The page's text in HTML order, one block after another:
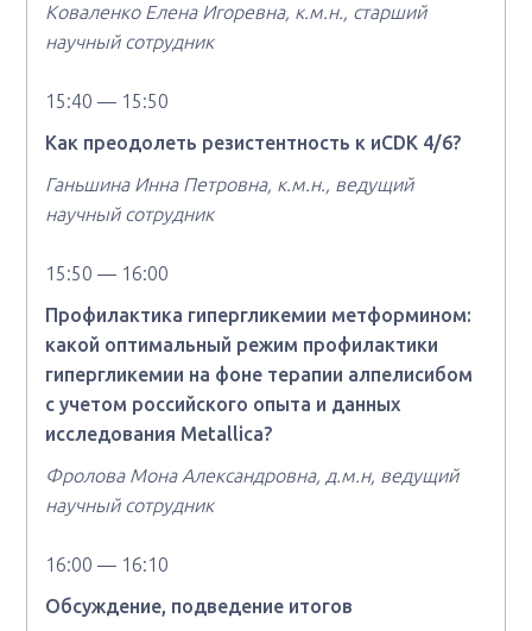
Коваленко Елена Игоревна, к.м.н., старший
научный сотрудник
15:40 — 15:50
Как преодолеть резистентность к иCDK 4/6?
Ганьшина Инна Петровна, к.м.н., ведущий
научный сотрудник
15:50 — 16:00
Профилактика гипергликемии метформином:
какой оптимальный режим профилактики
гипергликемии на фоне терапии алпелисибом
с учетом российского опыта и данных
исследования Metallica?
Фролова Мона Александровна, д.м.н, ведущий
научный сотрудник
16:00 — 16:10
Обсуждение, подведение итогов